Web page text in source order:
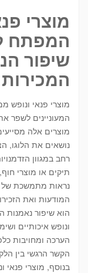
מוצרי
המפתח
שיפור
המכירות
מוצרי פנאי ונופש
המעוניינים לשפר
מוצרים אלה
נושאים את הלוגו,
רחב במגוון
תיקים או מוצרי
נראות מתמשכת של
המודעות ואת
הוא שיפור נאמנות
ונופש איכותיים
הערכה ומחויבות
הקשר הרגשי בין
בנוסף, מוצרי פנאי